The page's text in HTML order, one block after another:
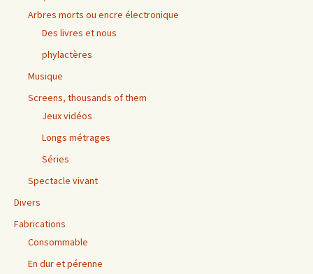
Arbres morts ou encre électronique
Des livres et nous
phylactères
Musique
Screens, thousands of them
Jeux vidéos
Longs métrages
Séries
Spectacle vivant
Divers
Fabrications
Consommable
En dur et pérenne